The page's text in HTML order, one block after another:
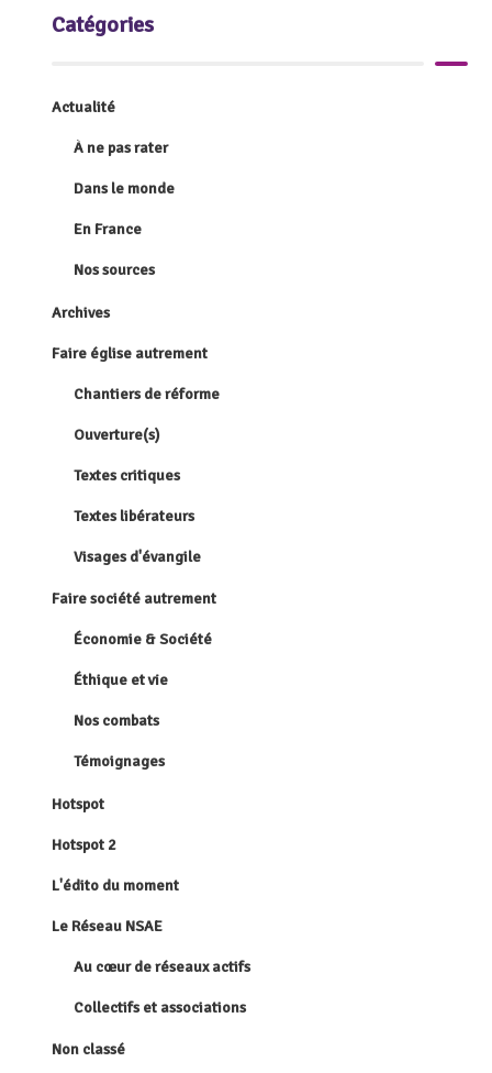
Catégories
Actualité
À ne pas rater
Dans le monde
En France
Nos sources
Archives
Faire église autrement
Chantiers de réforme
Ouverture(s)
Textes critiques
Textes libérateurs
Visages d'évangile
Faire société autrement
Économie & Société
Éthique et vie
Nos combats
Témoignages
Hotspot
Hotspot 2
L'édito du moment
Le Réseau NSAE
Au cœur de réseaux actifs
Collectifs et associations
Non classé